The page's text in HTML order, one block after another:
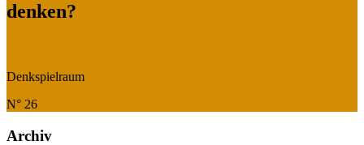
denken?
Denkspielraum
N° 26
Archiv